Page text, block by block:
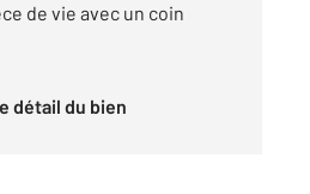
de vie avec un coin
détail du bien